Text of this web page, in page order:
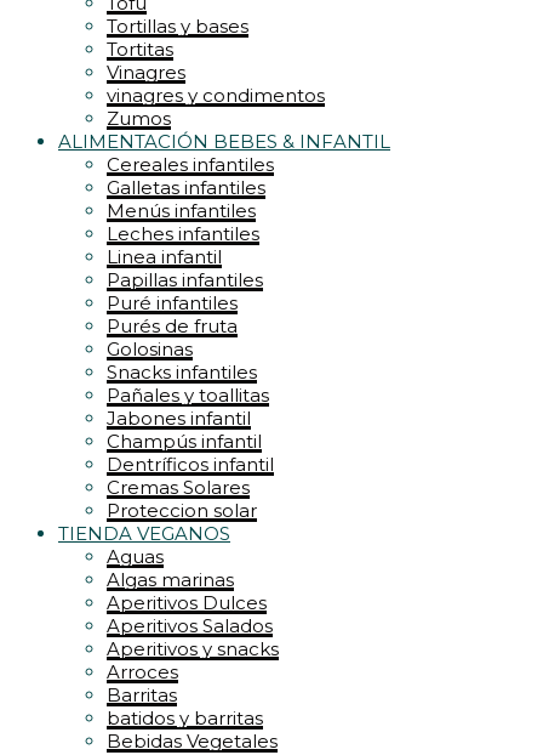
Tortillas y bases
Tortitas
Vinagres
vinagres y condimentos
Zumos
ALIMENTACIÓN BEBES & INFANTIL
Cereales infantiles
Galletas infantiles
Menús infantiles
Leches infantiles
Linea infantil
Papillas infantiles
Puré infantiles
Purés de fruta
Golosinas
Snacks infantiles
Pañales y toallitas
Jabones infantil
Champús infantil
Dentríficos infantil
Cremas Solares
Proteccion solar
TIENDA VEGANOS
Aguas
Algas marinas
Aperitivos Dulces
Aperitivos Salados
Aperitivos y snacks
Arroces
Barritas
batidos y barritas
Bebidas Vegetales